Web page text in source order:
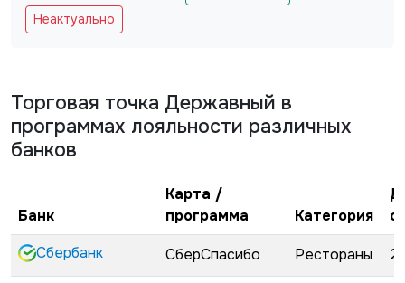
Не заполняйте это поле
Неактуально
Торговая точка Державный в
программах лояльности различных
банков
Банк
Карта /
программа
Категория
с
Сбербанк
СберСпасибо Рестораны